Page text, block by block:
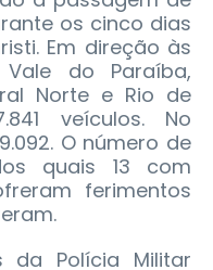
os cinco dias
Em direção às
do Paraíba,
Norte e Rio de
veículos. No
O número de
quais 13 com
ferimentos
da Polícia Militar